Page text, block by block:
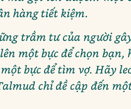
hàng tiết kiệm.
trầm tư của người
một bực để chọn
bực để tìm vợ. Hãy
chỉ đề cập đến